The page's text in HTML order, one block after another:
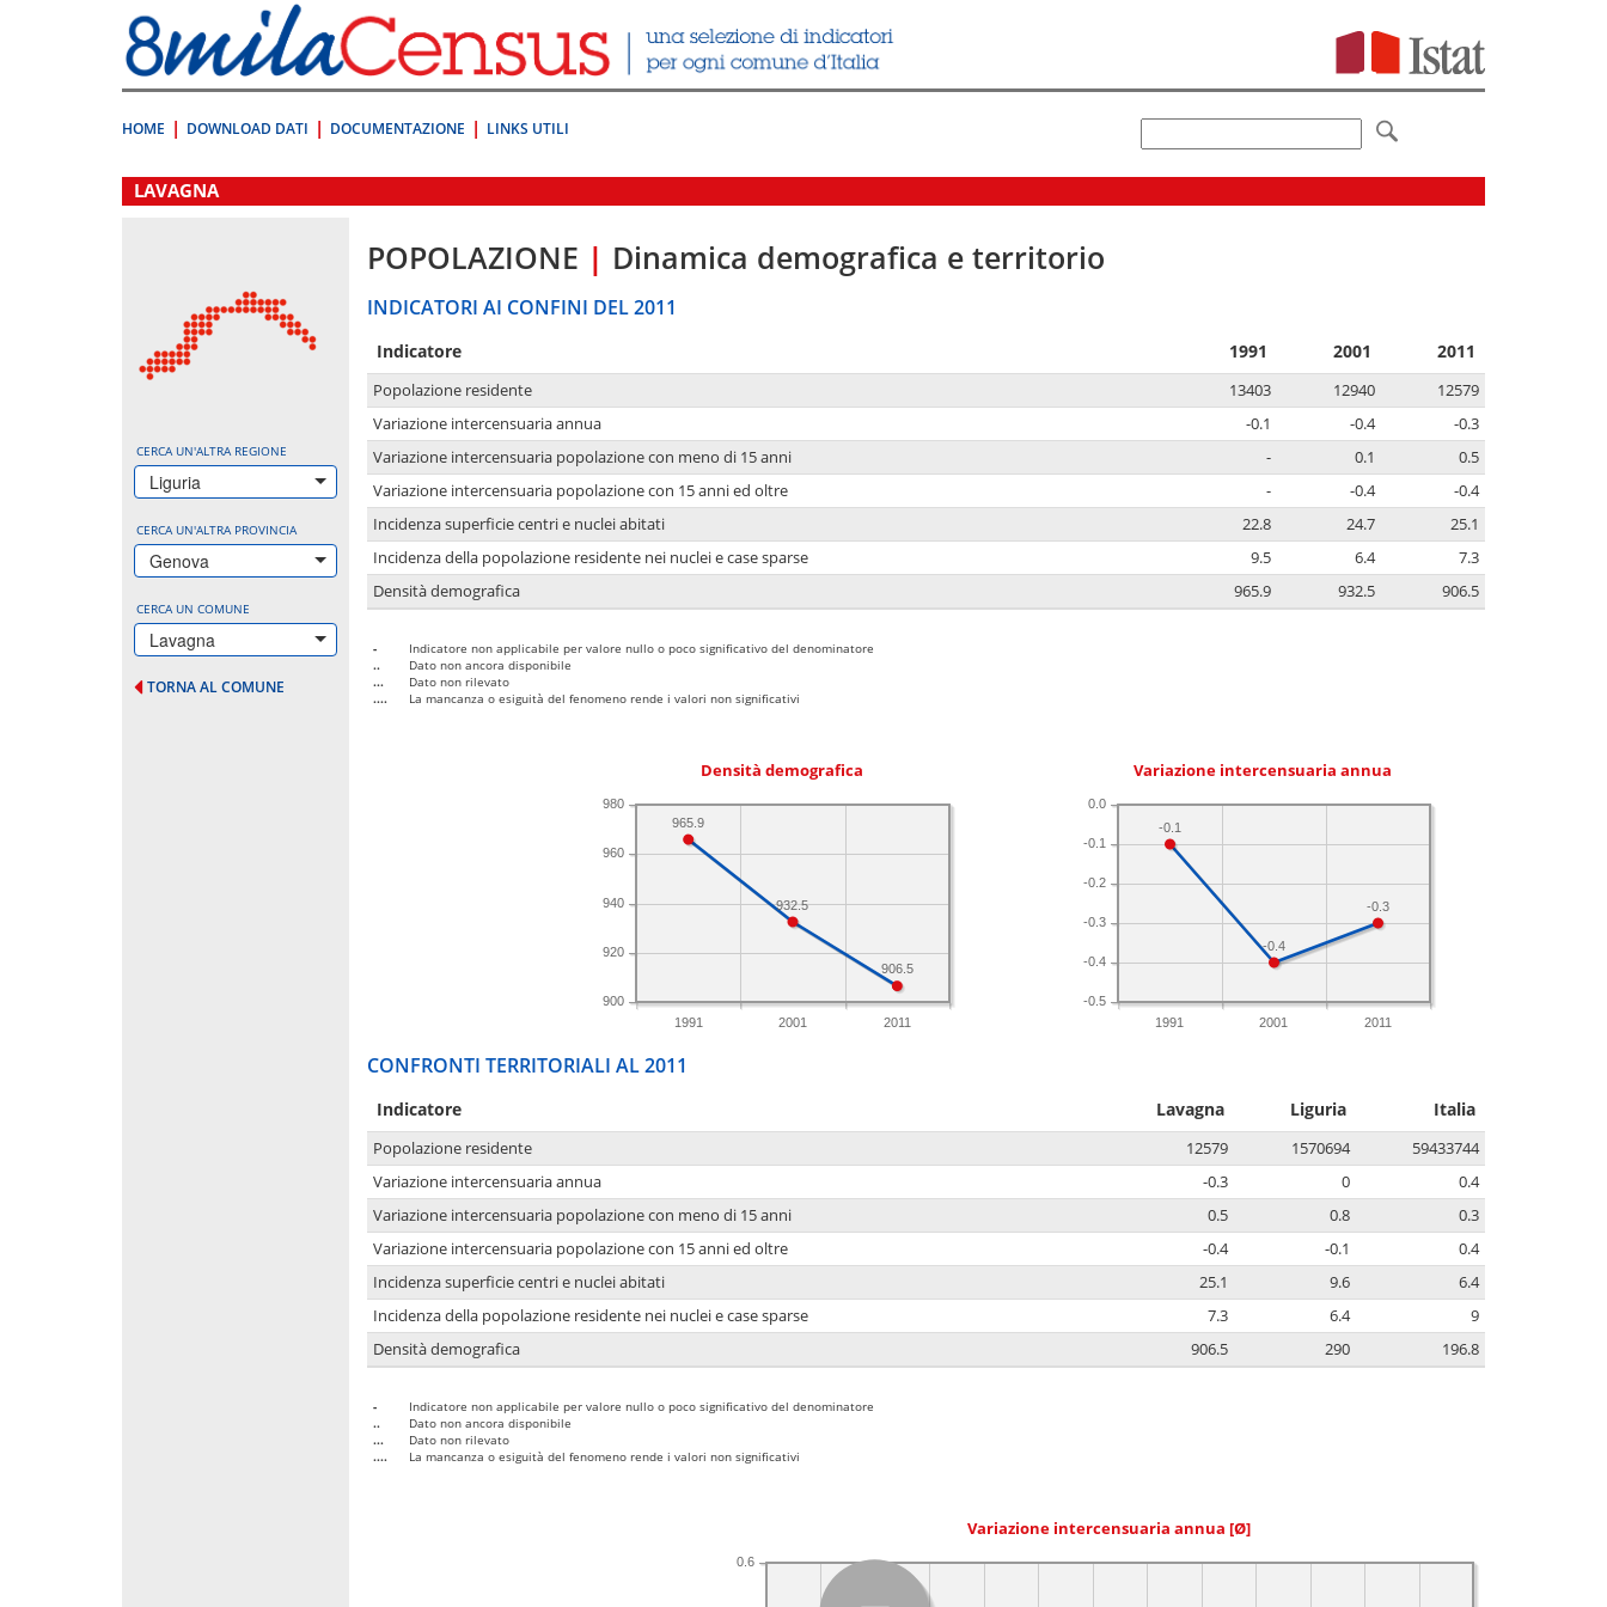
direttamente
a:
Contenuto
HOME DOWNLOAD DATI DOCUMENTAZIONE LINKS UTILI
LAVAGNA
CERCA UN'ALTRA REGIONE
Liguria
CERCA UN'ALTRA PROVINCIA
Genova
CERCA UN COMUNE
Lavagna
TORNA AL COMUNE
POPOLAZIONE | Dinamica demografica e territorio
INDICATORI AI CONFINI DEL 2011
Indicatore 1991 2001 2011
Popolazione residente 13403 12940
12579
Variazione intercensuaria annua
-0.1 -0.4
-0.3
Variazione intercensuaria popolazione con meno di 15 anni
- 0.1
0.5
Variazione intercensuaria popolazione con 15 anni ed oltre
- -0.4
-0.4
Incidenza superficie centri e nuclei abitati
22.8 24.7
25.1
Incidenza della popolazione residente nei nuclei e case sparse
9.5 6.4
7.3
Densità demografica
965.9 932.5 906.5
-
Indicatore non applicabile per valore nullo o poco significativo del denominatore
..
Dato non ancora disponibile
...
Dato non rilevato
....
La mancanza o esiguità del fenomeno rende i valori non significativi
Densità demografica
1991 2001 2011
900
920
940
960
980
906.5
932.5
965.9
Variazione intercensuaria annua
1991 2001 2011
-0.5
-0.4
-0.3
-0.2
-0.1
0.0
-0.3
-0.4
-0.1
CONFRONTI TERRITORIALI AL 2011
Indicatore Lavagna Liguria Italia
Popolazione residente 12579 1570694
59433744
Variazione intercensuaria annua
-0.3 0
0.4
Variazione intercensuaria popolazione con meno di 15 anni
0.5 0.8
0.3
Variazione intercensuaria popolazione con 15 anni ed oltre
-0.4 -0.1
0.4
Incidenza superficie centri e nuclei abitati
25.1 9.6
6.4
Incidenza della popolazione residente nei nuclei e case sparse
7.3 6.4
9
Densità demografica
906.5 290 196.8
-
Indicatore non applicabile per valore nullo o poco significativo del denominatore
..
Dato non ancora disponibile
...
Dato non rilevato
....
La mancanza o esiguità del fenomeno rende i valori non significativi
Variazione intercensuaria annua [Ø]
0.6